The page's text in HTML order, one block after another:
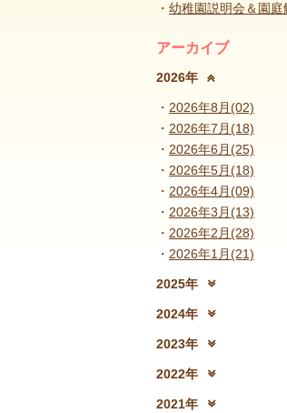
幼稚園説明会＆園
アーカイブ
2026年
2026年8月(02)
2026年7月(18)
2026年6月(25)
2026年5月(18)
2026年4月(09)
2026年3月(13)
2026年2月(28)
2026年1月(21)
2025年
2025年12月(15)
2024年
2024年12月(18)
2023年
2023年12月(19)
2022年
2022年12月(13)
2021年